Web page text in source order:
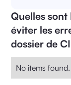
Intervention
désaccord
Quelles
éviter les
dossier de
No items found.